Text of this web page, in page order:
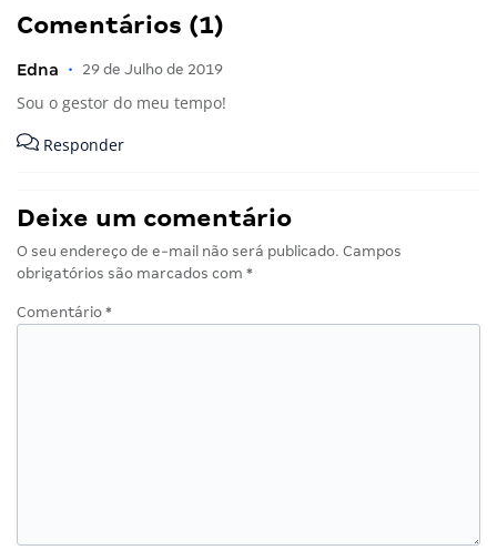
Comentários (1)
Edna • 29 de Julho de 2019
Sou o gestor do meu tempo!
Responder
Deixe um comentário
O seu endereço de e-mail não será publicado. Campos
obrigatórios são marcados com *
Comentário *